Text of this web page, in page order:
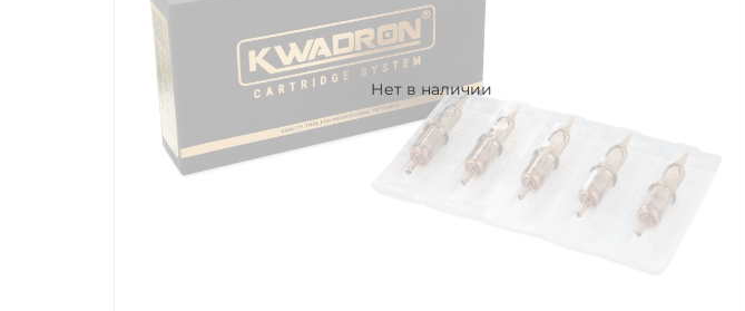
Нет в наличии